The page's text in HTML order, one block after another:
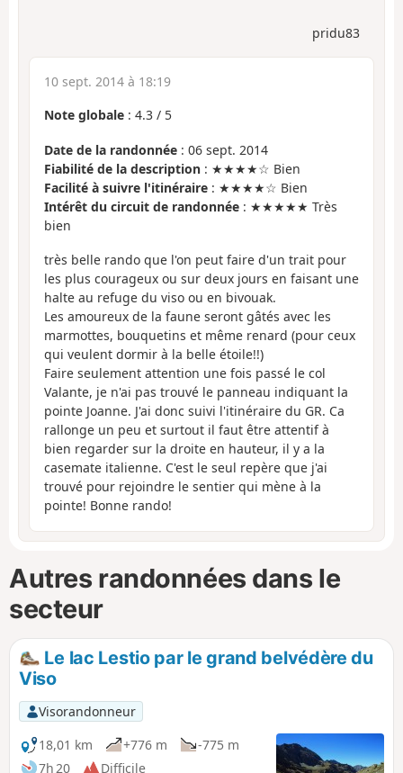
pridu83
10 sept. 2014 à 18:19
Note globale : 4.3 / 5
Date de la randonnée : 06 sept. 2014
Fiabilité de la description : ★★★★☆ Bien
Facilité à suivre l'itinéraire : ★★★★☆ Bien
Intérêt du circuit de randonnée : ★★★★★ Très
bien
très belle rando que l'on peut faire d'un trait pour
les plus courageux ou sur deux jours en faisant une
halte au refuge du viso ou en bivouak.
Les amoureux de la faune seront gâtés avec les
marmottes, bouquetins et même renard (pour ceux
qui veulent dormir à la belle étoile!!)
Faire seulement attention une fois passé le col
Valante, je n'ai pas trouvé le panneau indiquant la
pointe Joanne. J'ai donc suivi l'itinéraire du GR. Ca
rallonge un peu et surtout il faut être attentif à
bien regarder sur la droite en hauteur, il y a la
casemate italienne. C'est le seul repère que j'ai
trouvé pour rejoindre le sentier qui mène à la
pointe! Bonne rando!
Autres randonnées dans le
secteur
Le lac Lestio par le grand belvédère du
Viso
Visorandonneur
18,01 km
+776 m
-775 m
7h 20
Difficile